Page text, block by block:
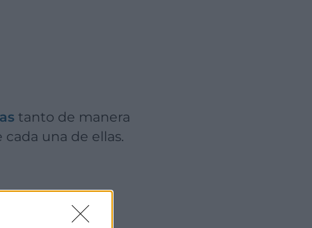
tanto de manera
una de ellas.